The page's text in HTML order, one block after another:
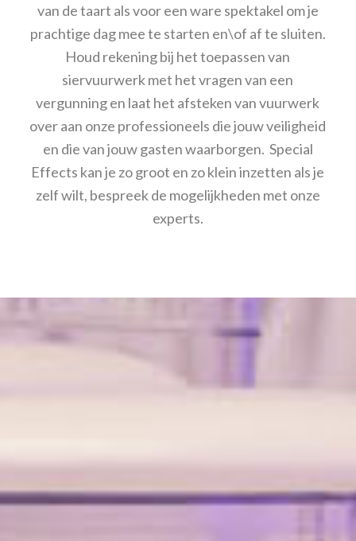
van de taart als voor een ware spektakel om je
prachtige dag mee te starten en\of af te sluiten.
Houd rekening bij het toepassen van
siervuurwerk met het vragen van een
vergunning en laat het afsteken van vuurwerk
over aan onze professioneels die jouw veiligheid
en die van jouw gasten waarborgen. Special
Effects kan je zo groot en zo klein inzetten als je
zelf wilt, bespreek de mogelijkheden met onze
experts.